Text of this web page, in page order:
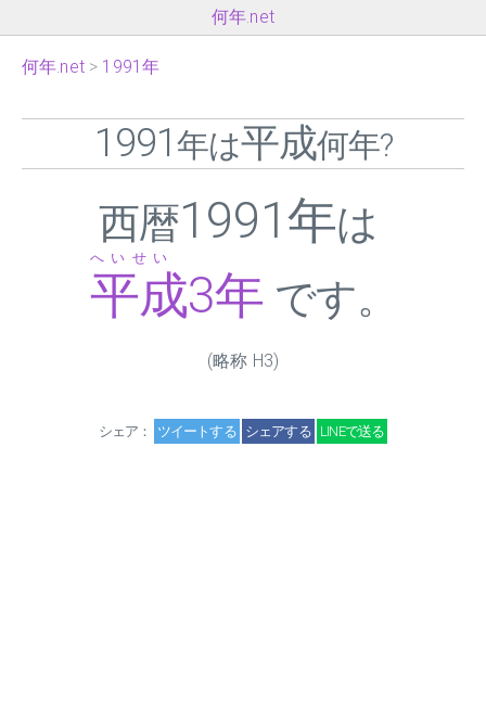
何年.net
何年.net 1991年
1991 年は平成何年?
西暦1991年は
平成3年
へいせい
です。
(略称 H3)
シェア： ツイートする シェアする LINEで送る